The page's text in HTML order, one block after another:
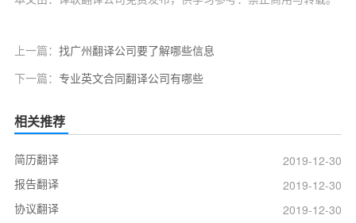
上一篇： 找广州翻译公司要了解哪些信息
下一篇： 专业英文合同翻译公司有哪些
相关推荐
简历翻译
2019-12-30
报告翻译
2019-12-30
协议翻译
2019-12-30